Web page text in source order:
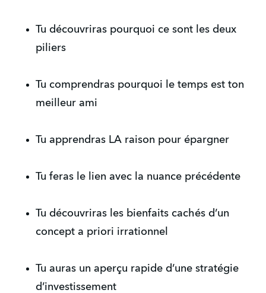
Tu découvriras pourquoi ce sont les deux
piliers
Tu comprendras pourquoi le temps est ton
meilleur ami
Tu apprendras LA raison pour épargner
Tu feras le lien avec la nuance précédente
Tu découvriras les bienfaits cachés d’un
concept a priori irrationnel
Tu auras un aperçu rapide d’une stratégie
d’investissement